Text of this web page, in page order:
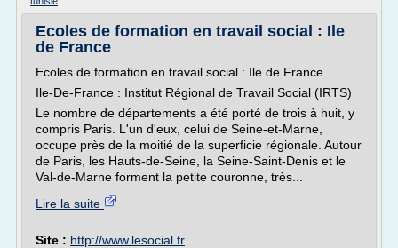
Ecoles de formation en travail social : Ile
de France
Ecoles de formation en travail social : Ile de France
Ile-De-France : Institut Régional de Travail Social (IRTS)
Le nombre de départements a été porté de trois à huit, y
compris Paris. L'un d'eux, celui de Seine-et-Marne,
occupe près de la moitié de la superficie régionale. Autour
de Paris, les Hauts-de-Seine, la Seine-Saint-Denis et le
Val-de-Marne forment la petite couronne, très...
Lire la suite
Site : http://www.lesocial.fr